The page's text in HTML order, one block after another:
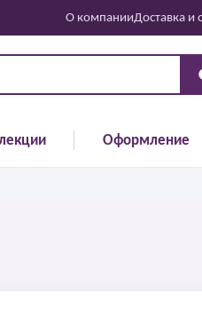
О компанииДоставка и
Оформление